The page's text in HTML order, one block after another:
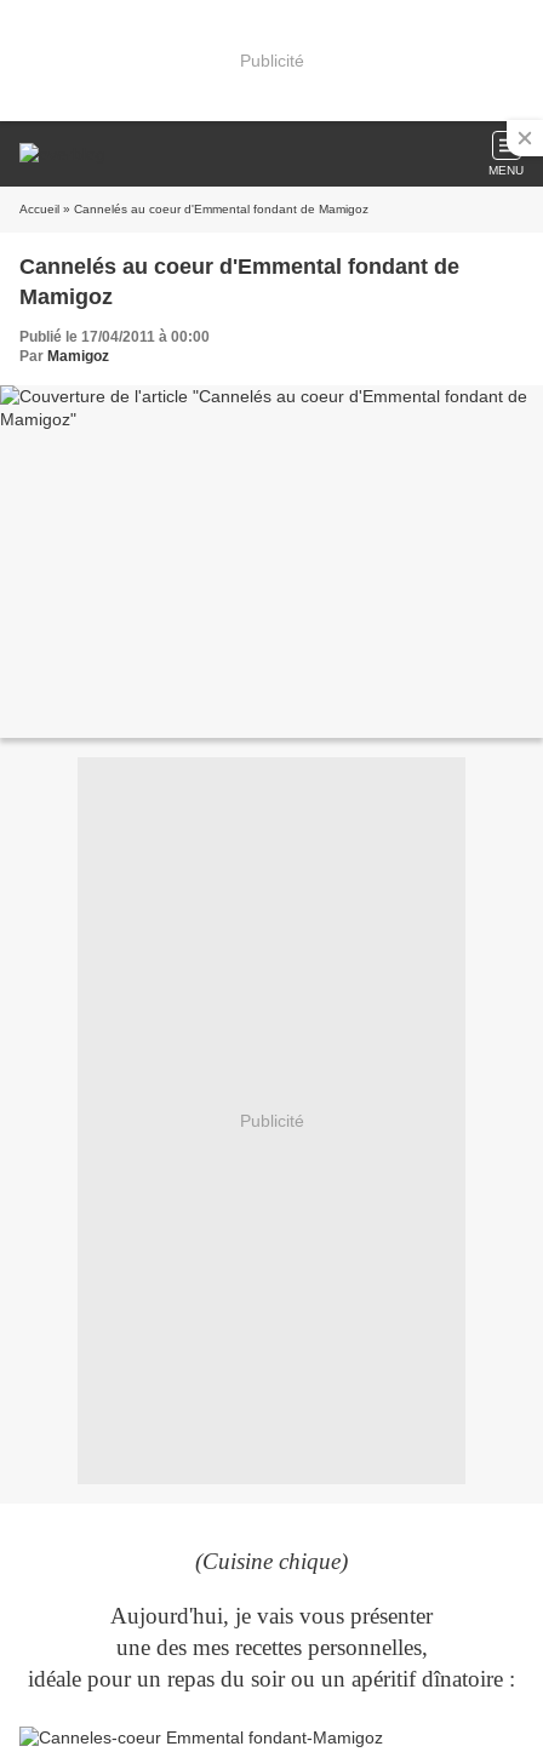
Publicité
MENU
Accueil » Cannelés au coeur d'Emmental fondant de Mamigoz
Cannelés au coeur d'Emmental fondant de
Mamigoz
Publié le 17/04/2011 à 00:00
Par Mamigoz
Publicité
(Cuisine chique)
Aujourd'hui, je vais vous présenter
une des mes recettes personnelles,
idéale pour un repas du soir ou un apéritif dînatoire :